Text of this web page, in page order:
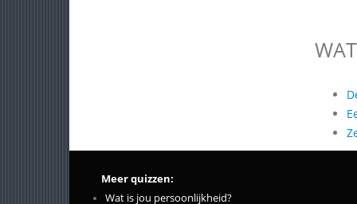
Meer quizzen:
Wat is jou persoonlijkheid?